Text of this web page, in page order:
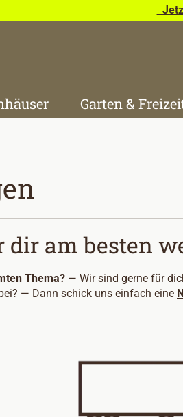
Garten &
am besten
Thema? — Wir sind gerne für
— Dann schick uns einfach eine